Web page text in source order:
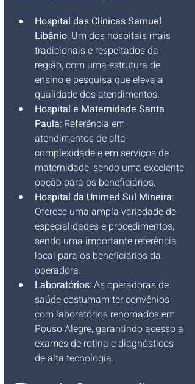
Hospital das Clínicas Samuel
Libânio: Um dos hospitais mais
tradicionais e respeitados da
região, com uma estrutura de
ensino e pesquisa que eleva a
qualidade dos atendimentos.
Hospital e Maternidade Santa
Paula: Referência em
atendimentos de alta
complexidade e em serviços de
maternidade, sendo uma excelente
opção para os beneficiários.
Hospital da Unimed Sul Mineira:
Oferece uma ampla variedade de
especialidades e procedimentos,
sendo uma importante referência
local para os beneficiários da
operadora.
Laboratórios: As operadoras de
saúde costumam ter convênios
com laboratórios renomados em
Pouso Alegre, garantindo acesso a
exames de rotina e diagnósticos
de alta tecnologia.